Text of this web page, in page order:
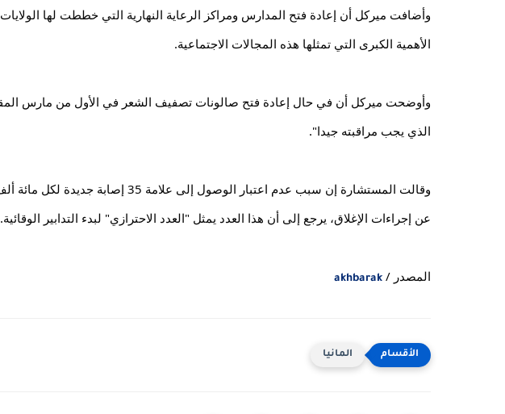
الأهمية الكبرى التي تمثلها هذه المجالات الاجتماعية.
الذي يجب مراقبته جيدا".
عن إجراءات الإغلاق، يرجع إلى أن هذا العدد يمثل "العدد الاحترازي" لبدء التدابير الوقائية.
المصدر / akhbarak
المانيا